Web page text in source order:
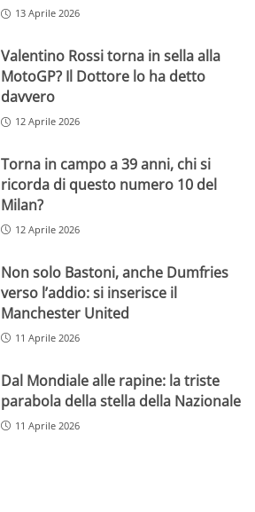
13 Aprile 2026
Valentino Rossi torna in sella alla
MotoGP? Il Dottore lo ha detto
davvero
12 Aprile 2026
Torna in campo a 39 anni, chi si
ricorda di questo numero 10 del
Milan?
12 Aprile 2026
Non solo Bastoni, anche Dumfries
verso l’addio: si inserisce il
Manchester United
11 Aprile 2026
Dal Mondiale alle rapine: la triste
parabola della stella della Nazionale
11 Aprile 2026